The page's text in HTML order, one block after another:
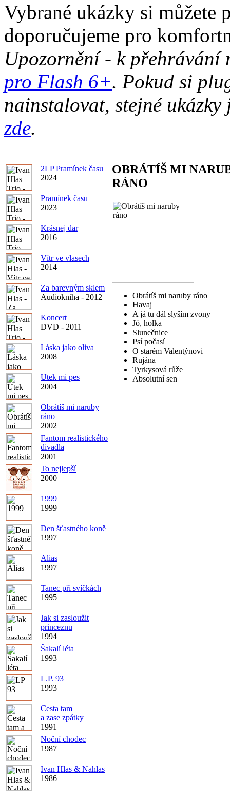
Vybrané ukázky si můžete
doporučujeme pro
Upozornění - k
pro Flash 6+. Pokud si
nainstalovat, stejné
zde.
2LP Pramínek času
2024
Pramínek času
2023
Krásnej dar
2016
Vítr ve vlasech
2014
Za barevným sklem
Audiokniha - 2012
Koncert
DVD - 2011
Láska jako oliva
2008
Utek mi pes
2004
Obrátíš mi naruby
ráno
2002
Fantom realistického
divadla
2001
To nejlepší
2000
1999
1999
Den šťastného koně
1997
Alias
1997
Tanec při svíčkách
1995
Jak si zasloužit
princeznu
1994
Šakalí léta
1993
L.P. 93
1993
Cesta tam
a zase zpátky
1991
Noční chodec
1987
Ivan Hlas & Nahlas
1986
OBRÁTÍŠ MI
RÁNO
Obrátíš mi naruby ráno
Havaj
A já tu dál slyším zvony
Jó, holka
Slunečnice
Psí počasí
O starém Valentýnovi
Rujána
Tyrkysová růže
Absolutní sen